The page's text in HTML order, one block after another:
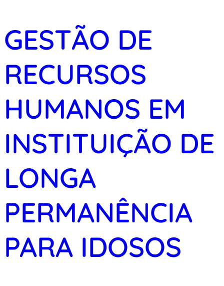
GESTÃO DE
RECURSOS
HUMANOS EM
INSTITUIÇÃO DE
LONGA
PERMANÊNCIA
PARA IDOSOS